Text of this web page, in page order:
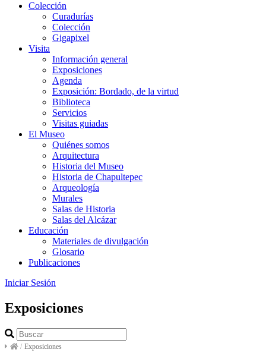
Colección
Curadurías
Colección
Gigapixel
Visita
Información general
Exposiciones
Agenda
Exposición: Bordado, de la virtud
Biblioteca
Servicios
Visitas guiadas
El Museo
Quiénes somos
Arquitectura
Historia del Museo
Historia de Chapultepec
Arqueología
Murales
Salas de Historia
Salas del Alcázar
Educación
Materiales de divulgación
Glosario
Publicaciones
Iniciar Sesión
Exposiciones
/ Exposiciones